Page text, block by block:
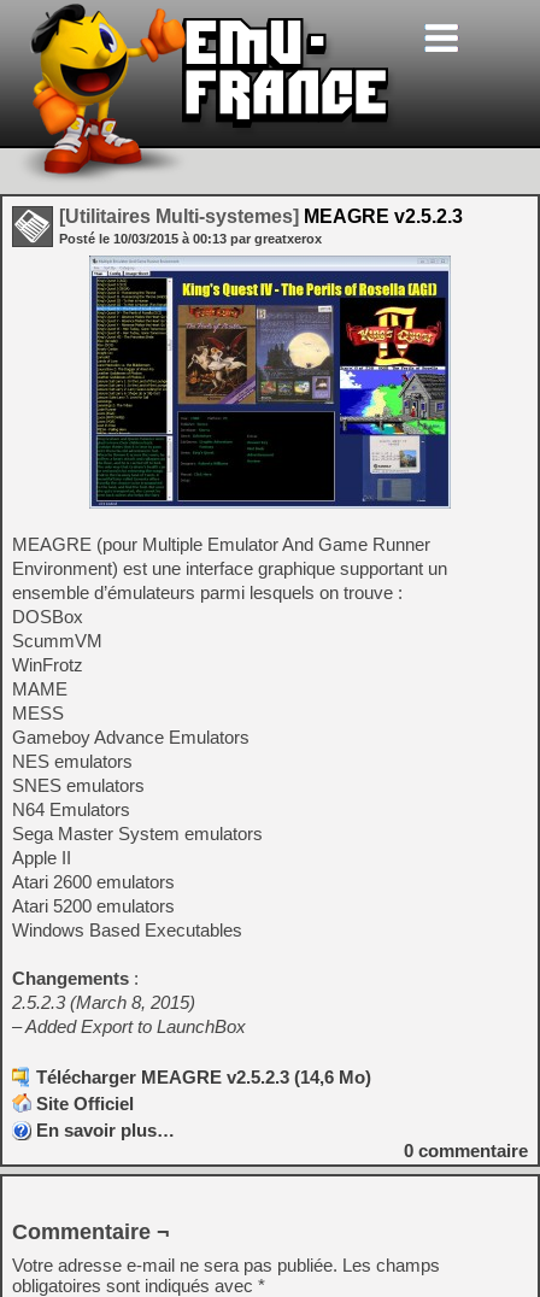
[Utilitaires Multi-systemes] MEAGRE v2.5.2.3
Posté le 10/03/2015 à 00:13 par greatxerox
MEAGRE (pour Multiple Emulator And Game Runner
Environment) est une interface graphique supportant un
ensemble d’émulateurs parmi lesquels on trouve :
DOSBox
ScummVM
WinFrotz
MAME
MESS
Gameboy Advance Emulators
NES emulators
SNES emulators
N64 Emulators
Sega Master System emulators
Apple II
Atari 2600 emulators
Atari 5200 emulators
Windows Based Executables
Changements :
2.5.2.3 (March 8, 2015)
– Added Export to LaunchBox
Télécharger MEAGRE v2.5.2.3 (14,6 Mo)
Site Officiel
En savoir plus…
0 commentaire
Commentaire ¬
Votre adresse e-mail ne sera pas publiée. Les champs
obligatoires sont indiqués avec *